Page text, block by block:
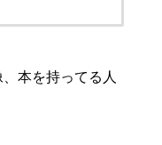
本を持ってる人